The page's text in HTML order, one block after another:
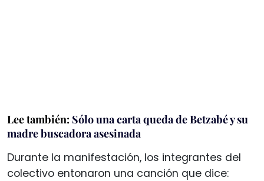
Lee también: Sólo una carta queda de Betzabé y su
madre buscadora asesinada
Durante la manifestación, los integrantes del
colectivo entonaron una canción que dice: